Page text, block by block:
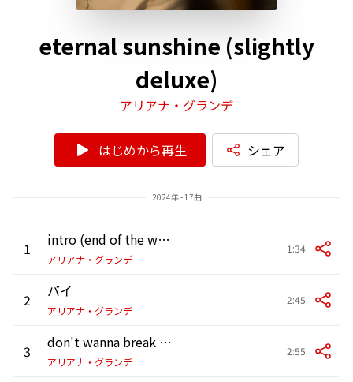
eternal sunshine (slightly
deluxe)
アリアナ・グランデ
はじめから再生 シェア
2024年 - 17曲
1 intro (end of the world)
アリアナ・グランデ
1:34
2 バイ
アリアナ・グランデ
2:45
3 don't wanna break up again
アリアナ・グランデ
2:55